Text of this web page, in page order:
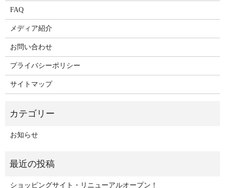
FAQ
メディア紹介
お問い合わせ
プライバシーポリシー
サイトマップ
お知らせ
ショッピングサイト・リニューアルオープン！